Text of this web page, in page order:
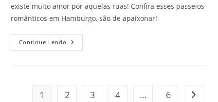
existe muito amor por aquelas ruas! Confira esses passeios
românticos em Hamburgo, são de apaixonar!
Continue Lendo
Passeios
Na
Lista
1 2 3 4 … 6 Ir para